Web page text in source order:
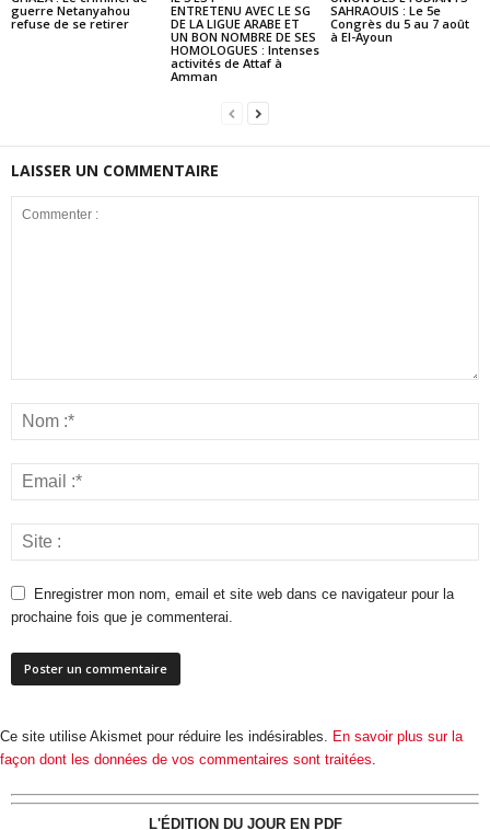
guerre Netanyahou
refuse de se retirer
ENTRETENU AVEC LE SG
DE LA LIGUE ARABE ET
UN BON NOMBRE DE SES
HOMOLOGUES : Intenses
activités de Attaf à
Amman
SAHRAOUIS : Le 5e
Congrès du 5 au 7 août
à El-Ayoun
LAISSER UN COMMENTAIRE
Enregistrer mon nom, email et site web dans ce navigateur pour la
prochaine fois que je commenterai.
Ce site utilise Akismet pour réduire les indésirables. En savoir plus sur la
façon dont les données de vos commentaires sont traitées
L'ÉDITION DU JOUR EN PDF